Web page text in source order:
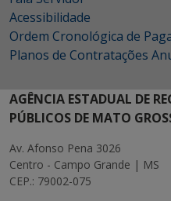
Acessibilidade
Ordem Cronológica de
Planos de Contratações
AGÊNCIA ESTADUAL DE
PÚBLICOS DE MATO
Av. Afonso Pena 3026
Centro - Campo Grande | MS
CEP.: 79002-075